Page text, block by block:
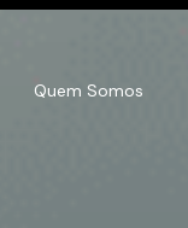
Quem Somos